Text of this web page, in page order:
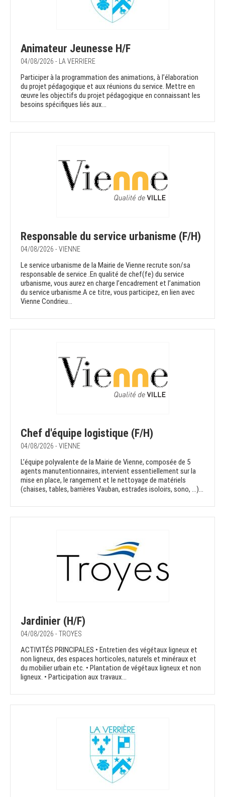
Animateur Jeunesse H/F
04/08/2026 - LA VERRIERE
Participer à la programmation des animations, à l’élaboration
du projet pédagogique et aux réunions du service. Mettre en
œuvre les objectifs du projet pédagogique en connaissant les
besoins spécifiques liés aux...
Responsable du service urbanisme (F/H)
04/08/2026 - VIENNE
Le service urbanisme de la Mairie de Vienne recrute son/sa
responsable de service .En qualité de chef(fe) du service
urbanisme, vous aurez en charge l’encadrement et l’animation
du service urbanisme.A ce titre, vous participez, en lien avec
Vienne Condrieu...
Chef d'équipe logistique (F/H)
04/08/2026 - VIENNE
L’équipe polyvalente de la Mairie de Vienne, composée de 5
agents manutentionnaires, intervient essentiellement sur la
mise en place, le rangement et le nettoyage de matériels
(chaises, tables, barrières Vauban, estrades isoloirs, sono, …)...
Jardinier (H/F)
04/08/2026 - TROYES
ACTIVITÉS PRINCIPALES • Entretien des végétaux ligneux et
non ligneux, des espaces horticoles, naturels et minéraux et
du mobilier urbain etc. • Plantation de végétaux ligneux et non
ligneux. • Participation aux travaux...